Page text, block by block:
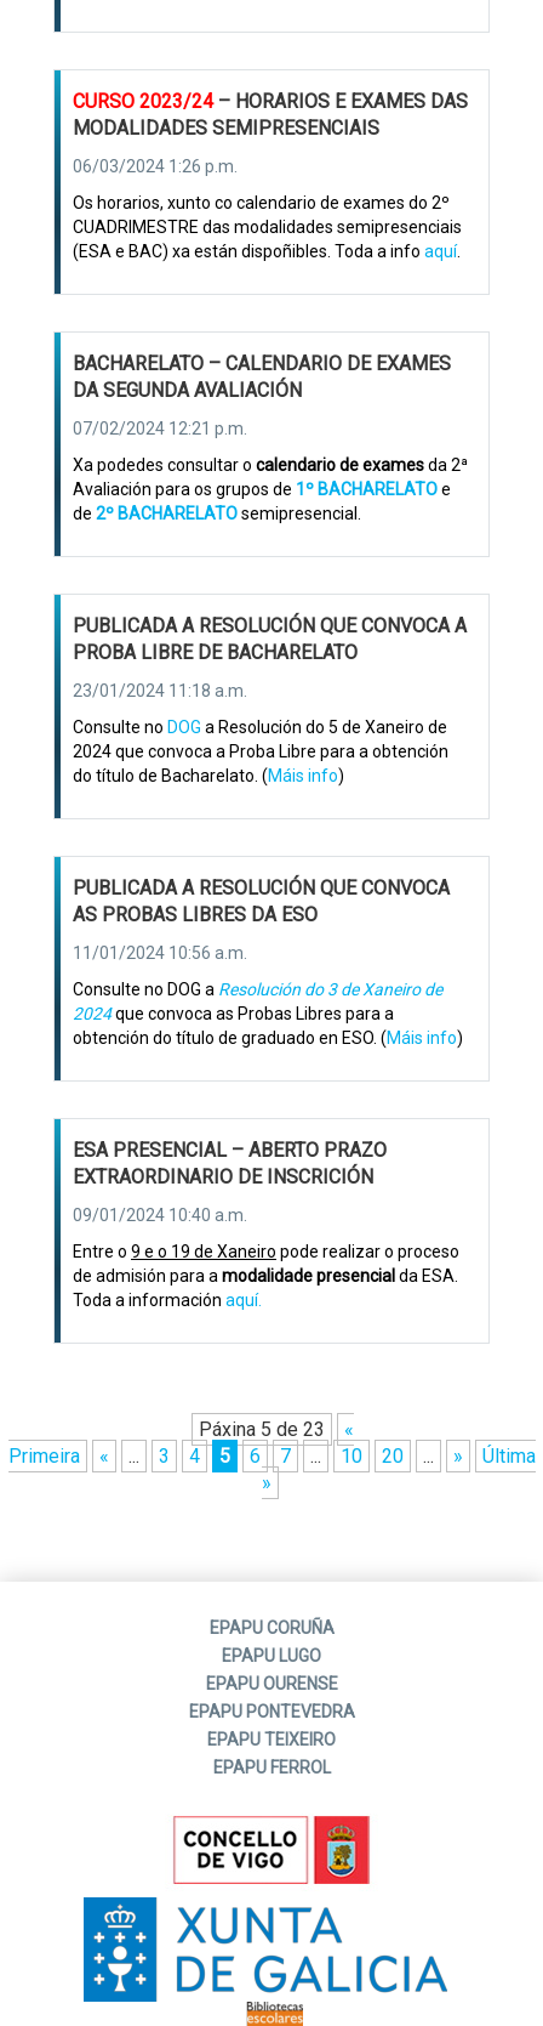
CURSO 2023/24– HORARIOS E EXAMES DAS
MODALIDADES SEMIPRESENCIAIS
06/03/2024 1:26 p.m.
Os horarios, xunto co calendario de exames do 2º
CUADRIMESTRE das modalidades semipresenciais
(ESA e BAC) xa están dispoñibles. Toda a info aquí.
BACHARELATO – CALENDARIO DE EXAMES
DA SEGUNDA AVALIACIÓN
07/02/2024 12:21 p.m.
Xa podedes consultar o calendario de examesda 2ª
Avaliación para os grupos de 1º BACHARELATOe
de 2º BACHARELATOsemipresencial.
PUBLICADA A RESOLUCIÓN QUE CONVOCA A
PROBA LIBRE DE BACHARELATO
23/01/2024 11:18 a.m.
Consulte no DOG a Resolución do 5 de Xaneiro de
2024 que convoca a Proba Libre para a obtención
do título de Bacharelato. (Máis info)
PUBLICADA A RESOLUCIÓN QUE CONVOCA
AS PROBAS LIBRES DA ESO
11/01/2024 10:56 a.m.
Consulte no DOG a Resolución do 3 de Xaneiro de
2024que convoca as Probas Libres para a
obtención do título de graduado en ESO. (Máis info)
ESA PRESENCIAL – ABERTO PRAZO
EXTRAORDINARIO DE INSCRICIÓN
09/01/2024 10:40 a.m.
Entre o 9 e o 19 de Xaneiro pode realizar o proceso
de admisión para a modalidade presencial da ESA.
Toda a información aquí.
Páxina 5 de 23
«
Primeira
« ... 3 4 5 6 7 ... 10 20 ... »
Última
»
EPAPU CORUÑA
EPAPU LUGO
EPAPU OURENSE
EPAPU PONTEVEDRA
EPAPU TEIXEIRO
EPAPU FERROL